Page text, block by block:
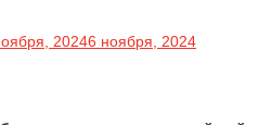
20246 ноября, 2024